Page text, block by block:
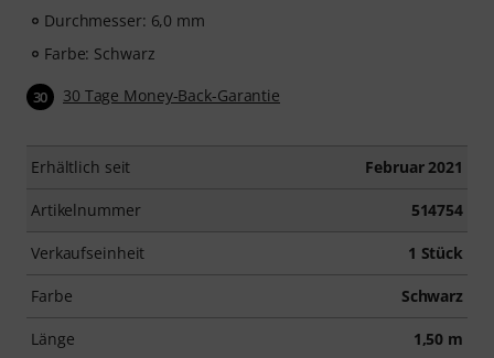
Durchmesser: 6,0 mm
Farbe: Schwarz
30 30 Tage Money-Back-Garantie
Erhältlich seit Februar 2021
Artikelnummer 514754
Verkaufseinheit 1 Stück
Farbe Schwarz
Länge 1,50 m